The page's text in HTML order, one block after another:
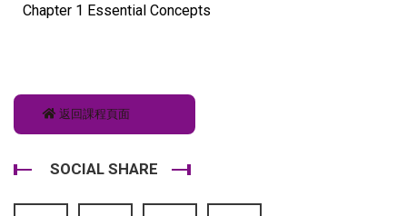
Chapter 1 Essential Concepts
返回課程頁面
SOCIAL SHARE